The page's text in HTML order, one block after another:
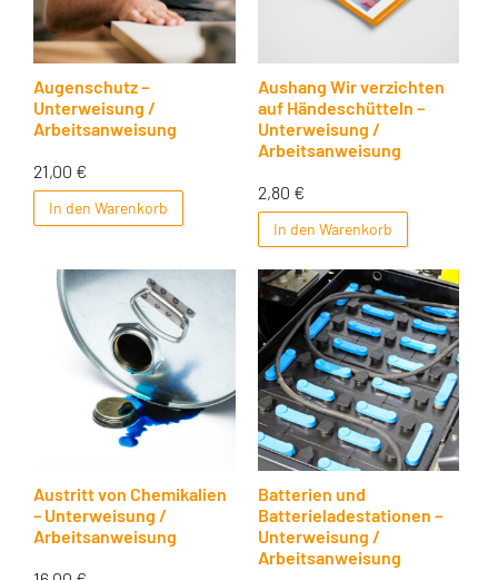
Augenschutz –
Unterweisung /
Arbeitsanweisung
21,00 €
In den Warenkorb
Aushang Wir verzichten
auf Händeschütteln –
Unterweisung /
Arbeitsanweisung
2,80 €
In den Warenkorb
Austritt von Chemikalien
– Unterweisung /
Arbeitsanweisung
Batterien und
Batterieladestationen –
Unterweisung /
Arbeitsanweisung